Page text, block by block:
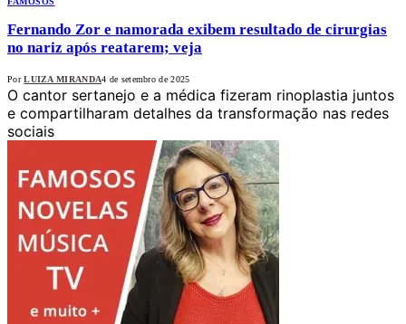
Fernando Zor e namorada exibem resultado de cirurgias
no nariz após reatarem; veja
Por LUIZA MIRANDA4 de setembro de 2025
O cantor sertanejo e a médica fizeram rinoplastia juntos
e compartilharam detalhes da transformação nas redes
sociais